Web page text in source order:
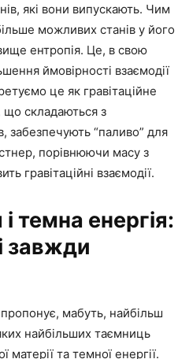
які вони випускають. Чим
можливих станів у його
ентропія. Це, в свою
ймовірності взаємодії
це як гравітаційне
що складаються з
забезпечують “паливо” для
порівнюючи масу з
гравітаційні взаємодії.
темна енергія:
завжди
мабуть, найбільш
найбільших таємниць
матерії та темної енергії.